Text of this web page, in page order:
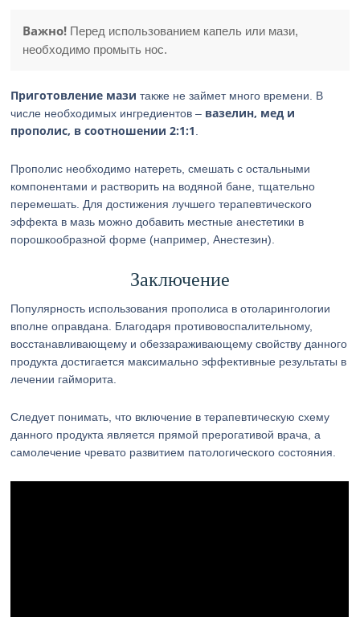
Важно! Перед использованием капель или мази,
необходимо промыть нос.
Приготовление мази также не займет много времени. В
числе необходимых ингредиентов – вазелин, мед и
прополис, в соотношении 2:1:1
Прополис необходимо натереть, смешать с остальными
компонентами и растворить на водяной бане, тщательно
перемешать. Для достижения лучшего терапевтического
эффекта в мазь можно добавить местные анестетики в
порошкообразной форме (например, Анестезин).
Заключение
Популярность использования прополиса в отоларингологии
вполне оправдана. Благодаря противовоспалительному,
восстанавливающему и обеззараживающему свойству данного
продукта достигается максимально эффективные результаты в
лечении гайморита.
Следует понимать, что включение в терапевтическую схему
данного продукта является прямой прерогативой врача, а
самолечение чревато развитием патологического состояния.